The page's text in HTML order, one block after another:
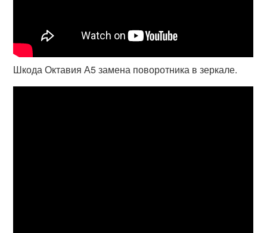
Шкода Октавия А5 замена поворотника в зеркале.